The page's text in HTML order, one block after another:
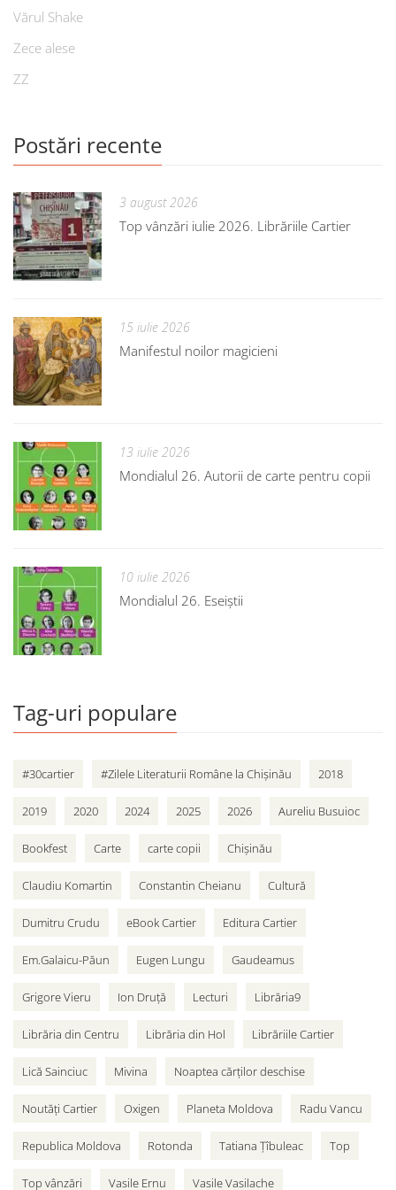
Vărul Shake
Zece alese
ZZ
Postări recente
3 august 2026
Top vânzări iulie 2026. Librăriile Cartier
15 iulie 2026
Manifestul noilor magicieni
13 iulie 2026
Mondialul 26. Autorii de carte pentru copii
10 iulie 2026
Mondialul 26. Eseiștii
Tag-uri populare
#30cartier #Zilele Literaturii Române la Chișinău 2018
2019 2020 2024 2025 2026 Aureliu Busuioc
Bookfest Carte carte copii Chișinău
Claudiu Komartin Constantin Cheianu Cultură
Dumitru Crudu eBook Cartier Editura Cartier
Em.Galaicu-Păun Eugen Lungu Gaudeamus
Grigore Vieru Ion Druță Lecturi Librăria9
Librăria din Centru Librăria din Hol Librăriile Cartier
Lică Sainciuc Mivina Noaptea cărților deschise
Noutăți Cartier Oxigen Planeta Moldova Radu Vancu
Republica Moldova Rotonda Tatiana Țîbuleac Top
Top vânzări Vasile Ernu Vasile Vasilache